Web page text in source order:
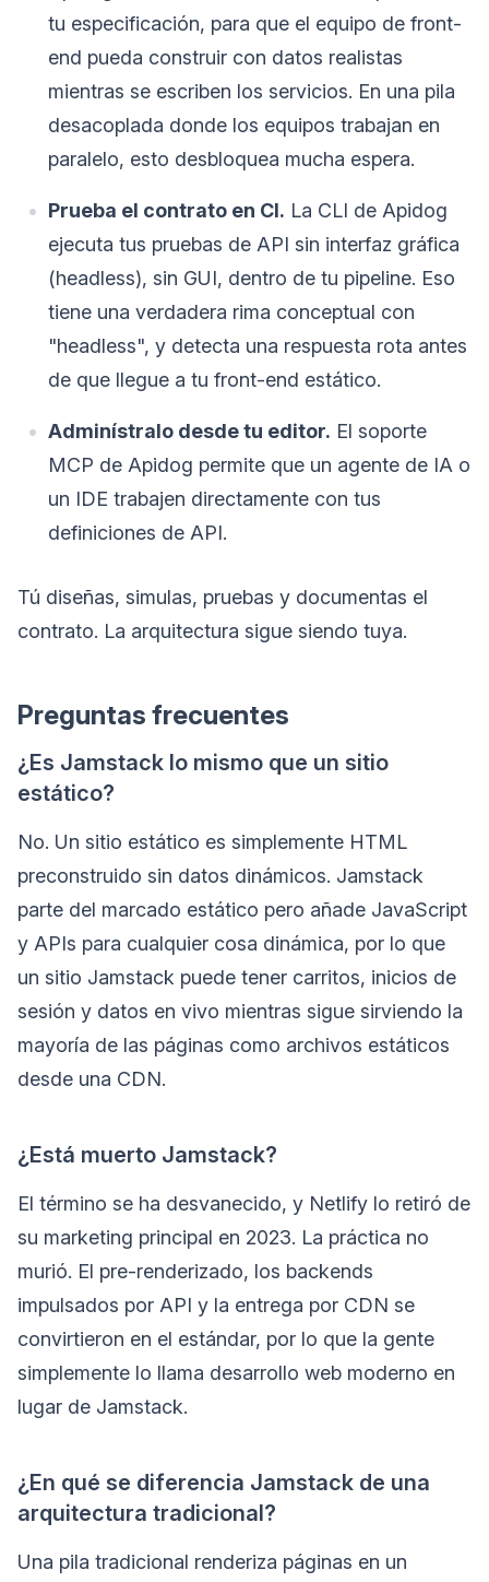
tu especificación, para que el equipo de front-
end pueda construir con datos realistas
mientras se escriben los servicios. En una pila
desacoplada donde los equipos trabajan en
paralelo, esto desbloquea mucha espera.
Prueba el contrato en CI. La CLI de Apidog
ejecuta tus pruebas de API sin interfaz gráfica
(headless), sin GUI, dentro de tu pipeline. Eso
tiene una verdadera rima conceptual con
"headless", y detecta una respuesta rota antes
de que llegue a tu front-end estático.
Adminístralo desde tu editor. El soporte
MCP de Apidog permite que un agente de IA o
un IDE trabajen directamente con tus
definiciones de API.
Tú diseñas, simulas, pruebas y documentas el
contrato. La arquitectura sigue siendo tuya.
Preguntas frecuentes
¿Es Jamstack lo mismo que un sitio
estático?
No. Un sitio estático es simplemente HTML
preconstruido sin datos dinámicos. Jamstack
parte del marcado estático pero añade JavaScript
y APIs para cualquier cosa dinámica, por lo que
un sitio Jamstack puede tener carritos, inicios de
sesión y datos en vivo mientras sigue sirviendo la
mayoría de las páginas como archivos estáticos
desde una CDN.
¿Está muerto Jamstack?
El término se ha desvanecido, y Netlify lo retiró de
su marketing principal en 2023. La práctica no
murió. El pre-renderizado, los backends
impulsados por API y la entrega por CDN se
convirtieron en el estándar, por lo que la gente
simplemente lo llama desarrollo web moderno en
lugar de Jamstack.
¿En qué se diferencia Jamstack de una
arquitectura tradicional?
Una pila tradicional renderiza páginas en un